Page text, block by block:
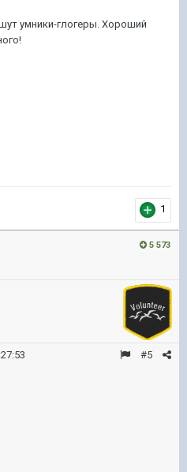
умники-глогеры. Хороший
1
5 573
#5